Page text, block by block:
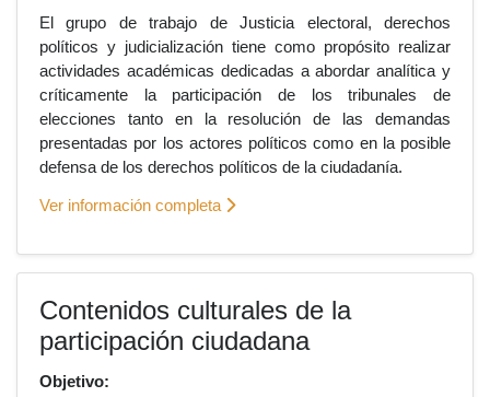
El grupo de trabajo de Justicia electoral, derechos
políticos y judicialización tiene como propósito realizar
actividades académicas dedicadas a abordar analítica y
críticamente la participación de los tribunales de
elecciones tanto en la resolución de las demandas
presentadas por los actores políticos como en la posible
defensa de los derechos políticos de la ciudadanía.
Ver información completa
Contenidos culturales de la
participación ciudadana
Objetivo: